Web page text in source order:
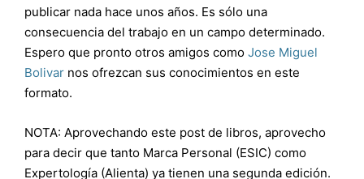
publicar nada hace unos años. Es sólo una
consecuencia del trabajo en un campo determinado.
Espero que pronto otros amigos como Jose Miguel
Bolivar nos ofrezcan sus conocimientos en este
formato.
NOTA: Aprovechando este post de libros, aprovecho
para decir que tanto Marca Personal (ESIC) como
Expertología (Alienta) ya tienen una segunda edición.